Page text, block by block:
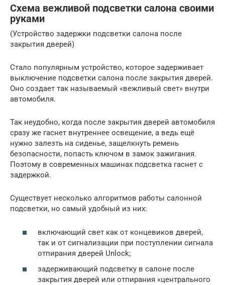
Схема вежливой подсветки салона своими
руками
(Устройство задержки подсветки салона после
закрытия дверей)
Стало популярным устройство, которое задерживает
выключение подсветки салона после закрытия дверей.
Оно создает так называемый «вежливый свет» внутри
автомобиля.
Так неудобно, когда после закрытия дверей автомобиля
сразу же гаснет внутреннее освещение, а ведь ещё
нужно залезть на сиденье, защелкнуть ремень
безопасности, попасть ключом в замок зажигания.
Поэтому в современных машинах подсветка гаснет с
задержкой.
Существует несколько алгоритмов работы салонной
подсветки, но самый удобный из них:
включающий свет как от концевиков дверей,
так и от сигнализации при поступлении сигнала
отпирания дверей Unlock;
задерживающий подсветку в салоне после
закрытия дверей или отпирания «центрального